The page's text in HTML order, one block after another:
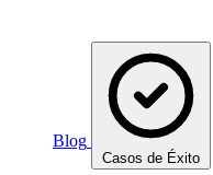
Blog
Casos de Éxito